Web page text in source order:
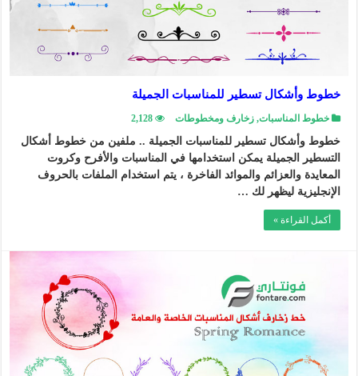
خطوط وأشكال تسطير للمناسبات الجميلة
خطوط المناسبات,زخارف ومخطوطات 2,128
خطوط وأشكال تسطير للمناسبات الجميلة .. ملفين من خطوط أشكال
التسطير الجميلة يمكن استخدامها في المناسبات والأفرح وكروت
المعايدة والعزائم والموائد الفاخرة ، يتم استخدام الملفات بالحروف
الإنجليزية ليظهر لك …
أكمل القراءة »